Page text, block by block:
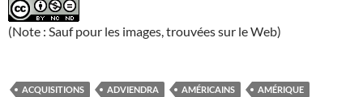
(Note : Sauf pour les images, trouvées sur le Web)
ACQUISITIONS ADVIENDRA AMÉRICAINS
AMÉRIQUE